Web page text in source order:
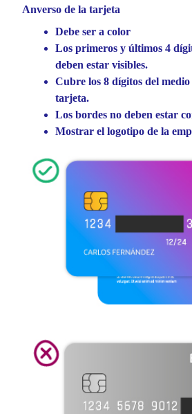
Anverso de la tarjeta
Debe ser a color
Los primeros y últimos 4
deben estar visibles.
Cubre los 8 dígitos del
tarjeta.
Los bordes no deben estar
Mostrar el logotipo de la